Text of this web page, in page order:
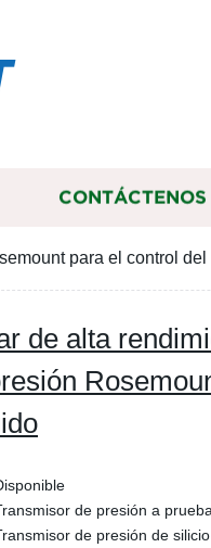
CONTÁCTENOS
para el control
de alta
de presión a
de presión de